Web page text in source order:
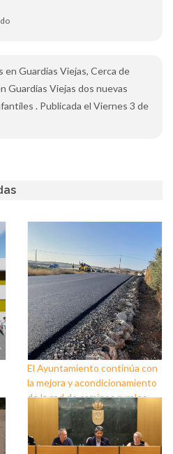
Guardias Viejas, Cerca de
Guardias Viejas dos nuevas
. Publicada el Viernes 3 de
El Ayuntamiento continúa con
la mejora y acondicionamiento
de la red de caminos rurales